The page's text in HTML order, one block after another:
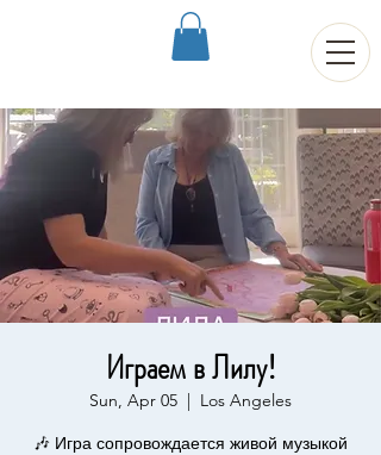
Играем в Лилу!
Sun, Apr 05
  |
Los Angeles
🎶 Игра сопровождается живой музыкой